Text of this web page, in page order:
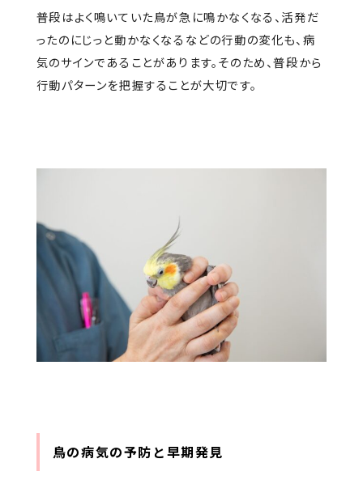
普段はよく鳴いていた鳥が急に鳴かなくなる、活発だ
ったのにじっと動かなくなるなどの行動の変化も、病
気のサインであることがあります。そのため、普段から
行動パターンを把握することが大切です。
鳥の病気の予防と早期発見